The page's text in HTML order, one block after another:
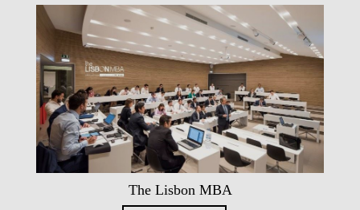
The Lisbon MBA